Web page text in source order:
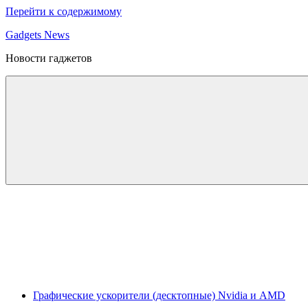
Перейти к содержимому
Gadgets News
Новости гаджетов
Графические ускорители (десктопные) Nvidia и AMD